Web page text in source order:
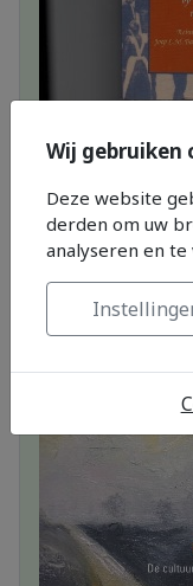
Uit en thuis in
byJohanna
Wij gebruiken
Deze website
derden om uw
analyseren en